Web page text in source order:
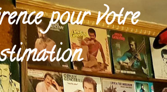
pour votre